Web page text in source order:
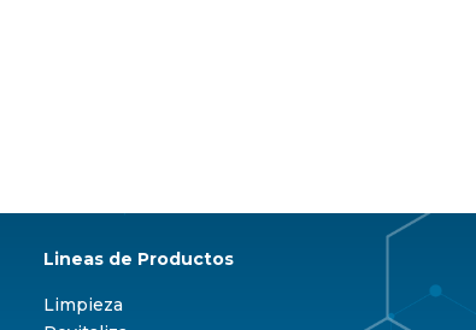
Lineas de Productos
Limpieza